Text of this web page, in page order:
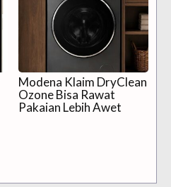
Modena Klaim DryClean
Ozone Bisa Rawat
Pakaian Lebih Awet